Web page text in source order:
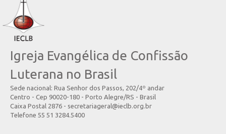
Igreja Evangélica de Confissão
Luterana no Brasil
Sede nacional: Rua Senhor dos Passos, 202/4º andar
Centro - Cep 90020-180 - Porto Alegre/RS - Brasil
Caixa Postal 2876 - secretariageral@ieclb.org.br
Telefone 55 51 3284.5400